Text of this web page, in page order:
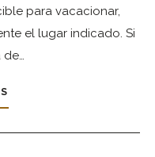
para vacacionar,
el lugar indicado. Si
de…